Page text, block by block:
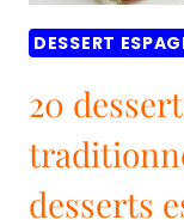
DESSERT
20
desserts